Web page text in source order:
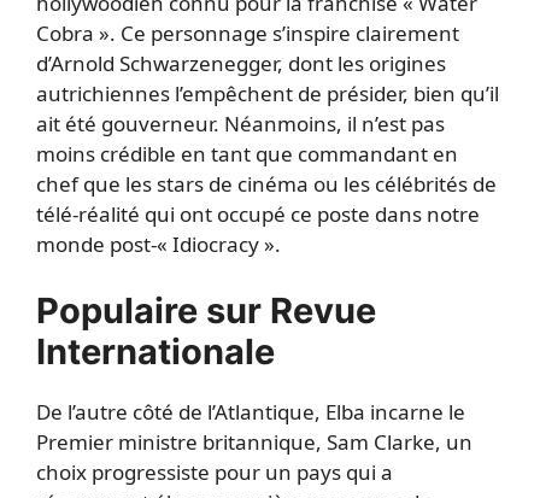
Cobra ». Ce personnage s’inspire clairement
d’Arnold Schwarzenegger, dont les origines
autrichiennes l’empêchent de présider, bien qu’il
ait été gouverneur. Néanmoins, il n’est pas
moins crédible en tant que commandant en
chef que les stars de cinéma ou les célébrités de
télé-réalité qui ont occupé ce poste dans notre
monde post-« Idiocracy ».
Populaire sur Revue
Internationale
De l’autre côté de l’Atlantique, Elba incarne le
Premier ministre britannique, Sam Clarke, un
choix progressiste pour un pays qui a